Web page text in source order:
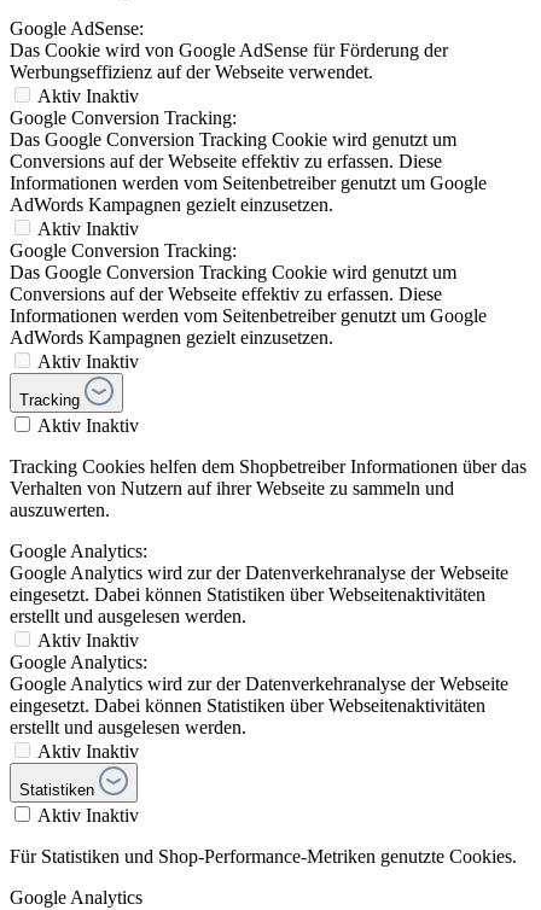
Google AdSense:
Das Cookie wird von Google AdSense für Förderung der
Werbungseffizienz auf der Webseite verwendet.
Aktiv Inaktiv
Google Conversion Tracking:
Das Google Conversion Tracking Cookie wird genutzt um
Conversions auf der Webseite effektiv zu erfassen. Diese
Informationen werden vom Seitenbetreiber genutzt um Google
AdWords Kampagnen gezielt einzusetzen.
Aktiv Inaktiv
Google Conversion Tracking:
Das Google Conversion Tracking Cookie wird genutzt um
Conversions auf der Webseite effektiv zu erfassen. Diese
Informationen werden vom Seitenbetreiber genutzt um Google
AdWords Kampagnen gezielt einzusetzen.
Aktiv Inaktiv
Tracking
Aktiv Inaktiv
Tracking Cookies helfen dem Shopbetreiber Informationen über das
Verhalten von Nutzern auf ihrer Webseite zu sammeln und
auszuwerten.
Google Analytics:
Google Analytics wird zur der Datenverkehranalyse der Webseite
eingesetzt. Dabei können Statistiken über Webseitenaktivitäten
erstellt und ausgelesen werden.
Aktiv Inaktiv
Google Analytics:
Google Analytics wird zur der Datenverkehranalyse der Webseite
eingesetzt. Dabei können Statistiken über Webseitenaktivitäten
erstellt und ausgelesen werden.
Aktiv Inaktiv
Statistiken
Aktiv Inaktiv
Für Statistiken und Shop-Performance-Metriken genutzte Cookies.
Google Analytics